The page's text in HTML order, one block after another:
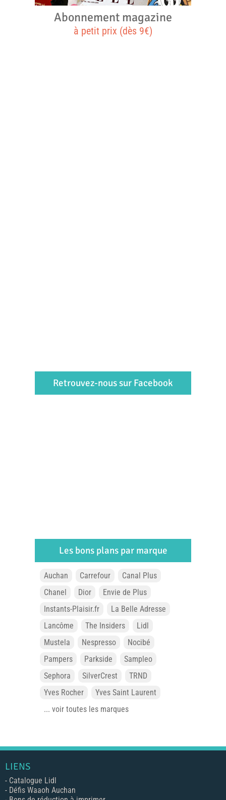
Abonnement magazine
à petit prix (dès 9€)
Retrouvez-nous sur Facebook
Les bons plans par marque
Auchan Carrefour
Canal Plus
Chanel
Dior
Envie de Plus
Instants-Plaisir.fr
La Belle Adresse
Lancôme
The Insiders
Lidl
Mustela
Nespresso
Nocibé
Pampers
Parkside
Sampleo
Sephora
SilverCrest
TRND
Yves Rocher
Yves Saint Laurent
... voir toutes les marques
LIENS
- Catalogue Lidl
- Défis Waaoh Auchan